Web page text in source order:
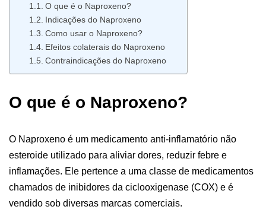
O que é o Naproxeno?
Indicações do Naproxeno
Como usar o Naproxeno?
Efeitos colaterais do Naproxeno
Contraindicações do Naproxeno
O que é o Naproxeno?
O Naproxeno é um medicamento anti-inflamatório não
esteroide utilizado para aliviar dores, reduzir febre e
inflamações. Ele pertence a uma classe de medicamentos
chamados de inibidores da ciclooxigenase (COX) e é
vendido sob diversas marcas comerciais.